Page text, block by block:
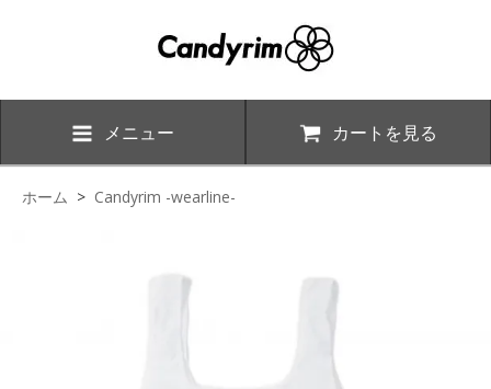
メニュー カートを見る
ホーム > Candyrim -wearline-